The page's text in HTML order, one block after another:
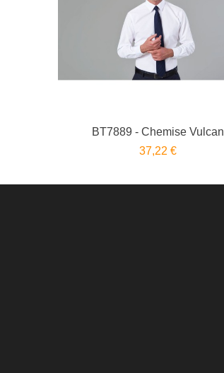
BT7889 - Chemise Vulcan
37,22 €